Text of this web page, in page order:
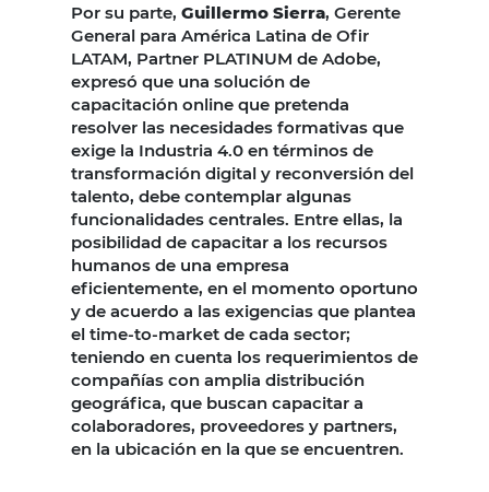
Por su parte, Guillermo Sierra, Gerente
General para América Latina de Ofir
LATAM, Partner PLATINUM de Adobe,
expresó que una solución de
capacitación online que pretenda
resolver las necesidades formativas que
exige la Industria 4.0 en términos de
transformación digital y reconversión del
talento, debe contemplar algunas
funcionalidades centrales. Entre ellas, la
posibilidad de capacitar a los recursos
humanos de una empresa
eficientemente, en el momento oportuno
y de acuerdo a las exigencias que plantea
el time-to-market de cada sector;
teniendo en cuenta los requerimientos de
compañías con amplia distribución
geográfica, que buscan capacitar a
colaboradores, proveedores y partners,
en la ubicación en la que se encuentren.